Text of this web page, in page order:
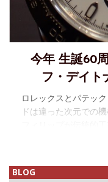
今年 生誕60
フ・デイト
ロレックスとパテッ
ドは違った次元での
は近代工業製品の最
BLOG